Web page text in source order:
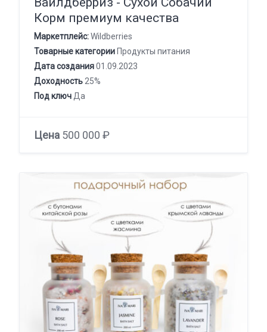
Корм премиум качества
Маркетплейс:Wildberries
Товарные категорииПродукты питания
Дата создания01.09.2023
Доходность 25%
Под ключ Да
Цена 500 000 ₽